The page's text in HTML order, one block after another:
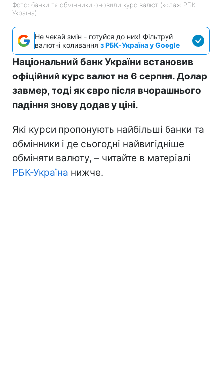
Фото: банки та обмінники оновили курс валют (колаж РБК-
Україна)
Не чекай змін - готуйся до них! Фільтруй
валютні коливання з РБК-Україна у Google
Національний банк України встановив
офіційний курс валют на 6 серпня. Долар
завмер, тоді як євро після вчорашнього
падіння знову додав у ціні.
Які курси пропонують найбільші банки та
обмінники і де сьогодні найвигідніше
обміняти валюту, – читайте в матеріалі
РБК-Україна нижче.